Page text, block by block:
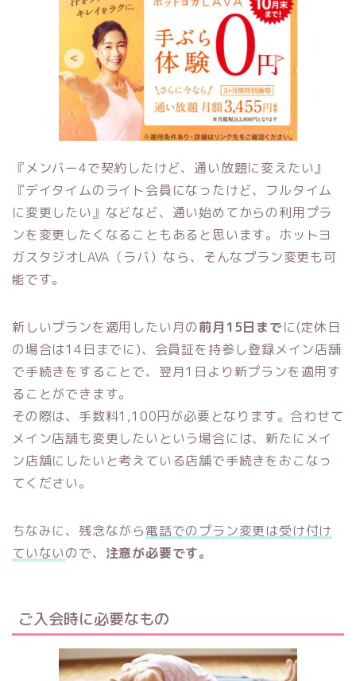
『メンバー4で契約したけど、通い放題に変えたい』
『デイタイムのライト会員になったけど、フルタイム
に変更したい』などなど、通い始めてからの利用プラ
ンを変更したくなることもあると思います。 ホットヨ
ガスタジオLAVA（ラバ） なら、そんなプラン変更も可
能です。
新しいプランを適用したい月の前月15日までに(定休日
の場合は14日までに)、会員証を持参し登録メイン店舗
で手続きをすることで、翌月1日より新プランを適用す
ることができます。
その際は、手数料1,100円が必要となります。合わせて
メイン店舗も変更したいという場合には、新たにメイ
ン店舗にしたいと考えている店舗で手続きをおこなっ
てください。
ちなみに、残念ながら電話でのプラン変更は受け付け
ていないので、 注意が必要です。
ご入会時に必要なもの